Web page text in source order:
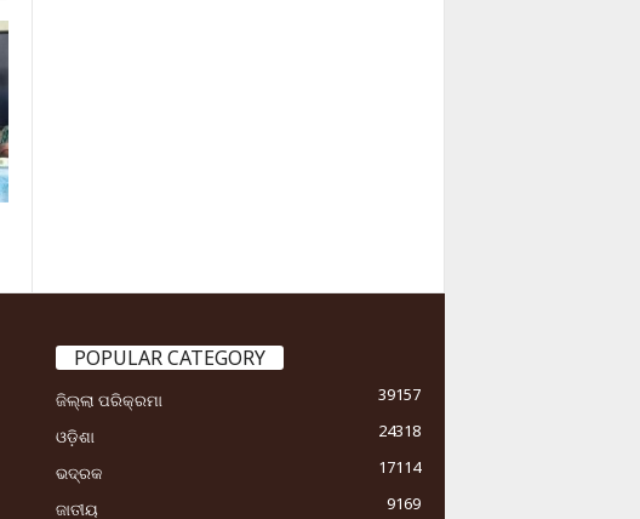
POPULAR CATEGORY
ଜିଲ୍ଲା ପରିକ୍ରମା
39157
ଓଡ଼ିଶା
24318
ଭଦ୍ରକ
17114
ଜାତୀୟ
9169